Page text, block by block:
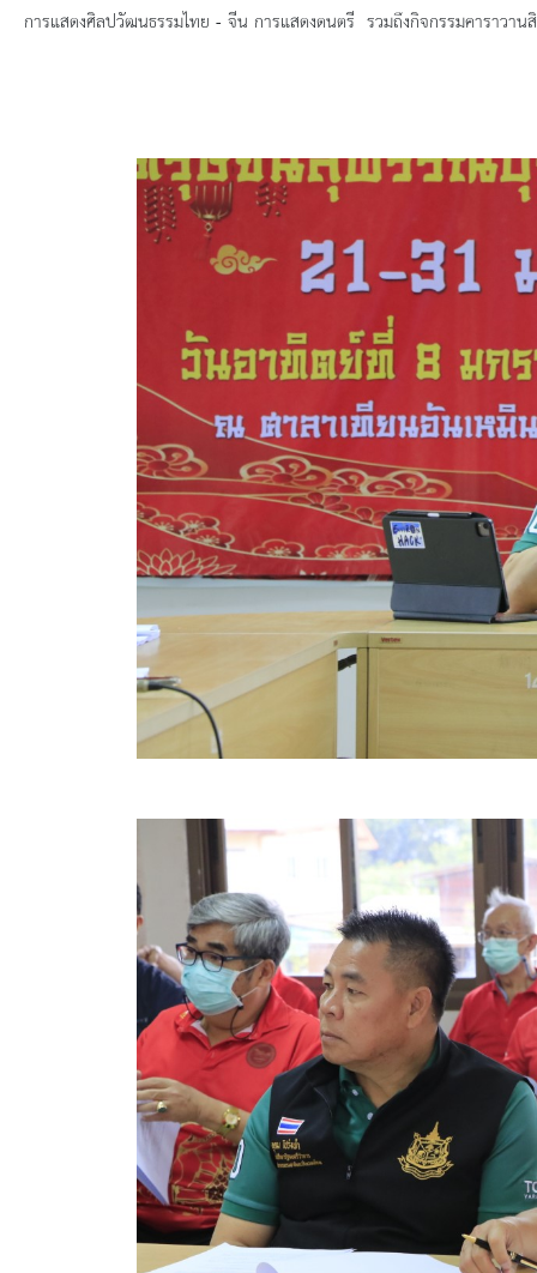
รายการ อบจ.สัมพันธ์
ข่าวประชาสัมพันธ์
ประกาศจัดซื้อ-จัดจ้าง
ประกาศจัดซื้อ-จัดจ้างภาครัฐ
รายงานผู้ใช้บริการกล้อง CCTV
ข้อมูลการเลือกตั้ง
นโยบายคุ้มครองข้อมูลส่วนบุคคล
ผลงาน
มาตรฐานกำหนดตำแหน่ง
VDO Present
ประกาศแผนการจัดซื้อจัดจ้าง
ประกาศแผนการจัดหาพัสดุ
รายงานผลการจัดซื้อจัดจ้างประจำปีงบประมาณ
สรุปผลการดำเนินงานจัดซื้อจัดจ้างในรอบเดือน (สข
ประกาศผู้ชนะการเสนอราคา
ประกาศราคากลาง
ประกาศเชิญชวนประกวดราคา (e-bidding)
ยกเลิกประกาศเชิญชวน
การแสดงศิลปวัฒนธรรมไทย - จีน การแสดงดนตรี รวมถึงกิจกรรมคาราวา